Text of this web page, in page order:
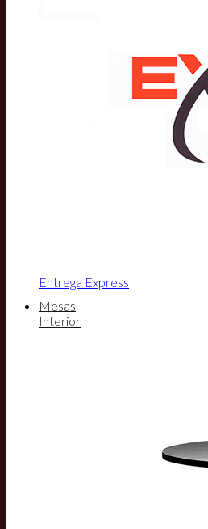
Entrega Express
Mesas
Interior